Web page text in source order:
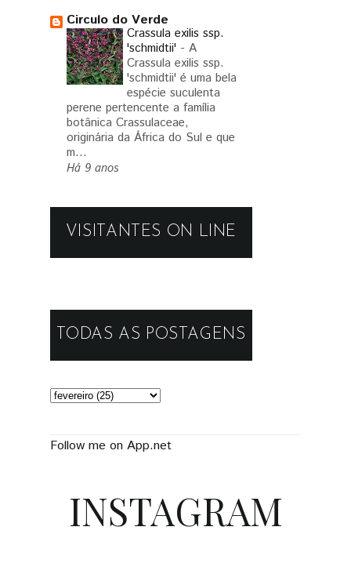
Circulo do Verde
Crassula exilis ssp.
'schmidtii' - A
Crassula exilis ssp.
'schmidtii' é uma bela
espécie suculenta
perene pertencente a família
botânica Crassulaceae,
originária da África do Sul e que
m...
Há 9 anos
VISITANTES ON LINE
TODAS AS POSTAGENS
Follow me on App.net
INSTAGRAM